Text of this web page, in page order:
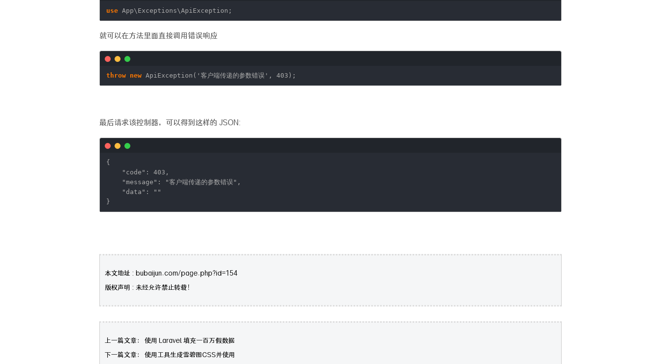
use App\Exceptions\ApiException;
就可以在方法里面直接调用错误响应
throw new ApiException( '客户端传递的参数错误' , 403);
最后请求该控制器，可以得到这样的 JSON:
{
"code" : 403,
"message" : "客户端传递的参数错误" ,
"data" :
""
}
本文地址 : bubaijun.com/page.php?id=154
版权声明 : 未经允许禁止转载！
上一篇文章： 使用 Laravel 填充一百万假数据
下一篇文章： 使用工具生成雪碧图CSS并使用